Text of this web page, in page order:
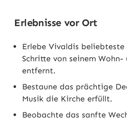
Erlebnisse vor Ort
Erlebe Vivaldis beliebteste
Schritte von seinem
entfernt.
Bestaune das prächtige
Musik die Kirche erfüllt.
Beobachte das sanfte